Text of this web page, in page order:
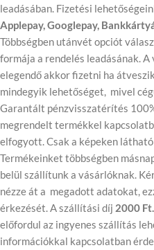
leadásában. Fizetési
Applepay, Googlepay,
Többségben utánvét opciót
formája a rendelés leadásának.
elegendő akkor fizetni ha
mindegyik lehetőséget, mivel
Garantált pénzvisszatérítés
megrendelt termékkel
elfogyott. Csak a képeken
Termékeinket többségben
belül szállítunk a vásárlóknak.
nézze át a megadott adatokat,
érkezését. A szállítási díj 2000 Ft.
előfordul az ingyenes szállítás
információkkal kapcsolatban